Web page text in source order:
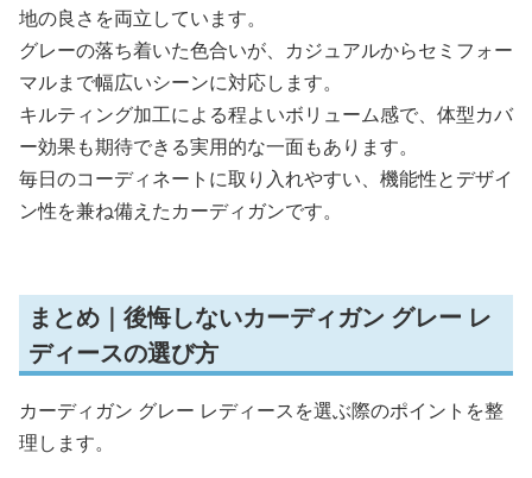
地の良さを両立しています。
グレーの落ち着いた色合いが、カジュアルからセミフォー
マルまで幅広いシーンに対応します。
キルティング加工による程よいボリューム感で、体型カバ
ー効果も期待できる実用的な一面もあります。
毎日のコーディネートに取り入れやすい、機能性とデザイ
ン性を兼ね備えたカーディガンです。
まとめ｜後悔しないカーディガン グレー レ
ディースの選び方
カーディガン グレー レディースを選ぶ際のポイントを整
理します。